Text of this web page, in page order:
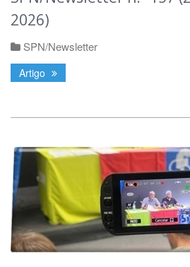
2026)
SPN/Newsletter
Artigo